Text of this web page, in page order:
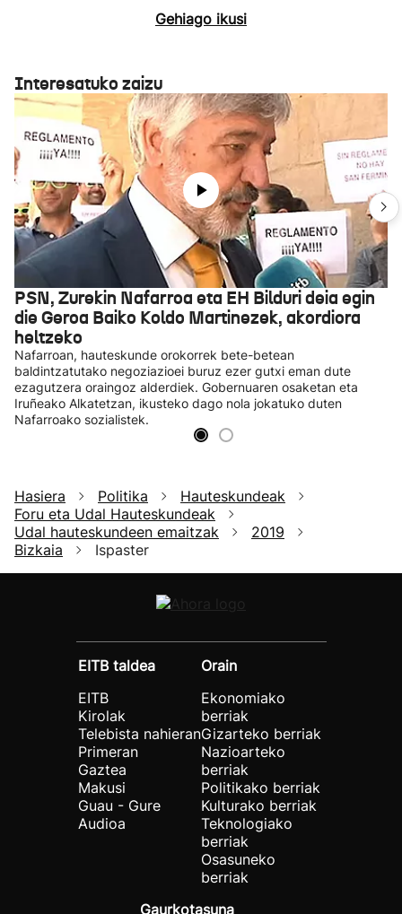
Gehiago ikusi
Interesatuko zaizu
PSN, Zurekin Nafarroa eta EH Bilduri deia egin
die Geroa Baiko Koldo Martinezek, akordiora
heltzeko
Nafarroan, hauteskunde orokorrek bete-betean
baldintzatutako negoziazioei buruz ezer gutxi eman dute
ezagutzera oraingoz alderdiek. Gobernuaren osaketan eta
Iruñeako Alkatetzan, ikusteko dago nola jokatuko duten
Nafarroako sozialistek.
Hasiera Politika
Hauteskundeak
Foru eta Udal Hauteskundeak
Udal hauteskundeen emaitzak
2019
Bizkaia
Ispaster
EITB taldea
EITB
Kirolak
Telebista nahieran
Primeran
Gaztea
Makusi
Guau - Gure
Audioa
Orain
Ekonomiako
berriak
Gizarteko berriak
Nazioarteko
berriak
Politikako berriak
Kulturako berriak
Teknologiako
berriak
Osasuneko
berriak
Gaurkotasuna